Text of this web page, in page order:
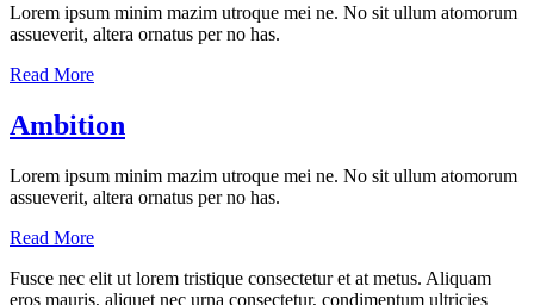
Lorem ipsum minim mazim utroque mei ne. No sit ullum atomorum
assueverit, altera ornatus per no has.
Read More
Ambition
Lorem ipsum minim mazim utroque mei ne. No sit ullum atomorum
assueverit, altera ornatus per no has.
Read More
Fusce nec elit ut lorem tristique consectetur et at metus. Aliquam
eros mauris, aliquet nec urna consectetur, condimentum ultricies